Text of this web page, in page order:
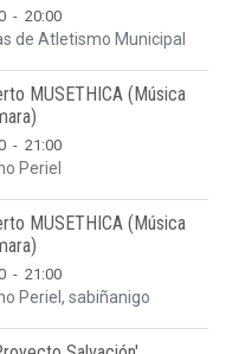
- 20:00
de Atletismo Municipal
MUSETHICA (Música
- 21:00
Periel
MUSETHICA (Música
- 21:00
Periel, sabiñanigo